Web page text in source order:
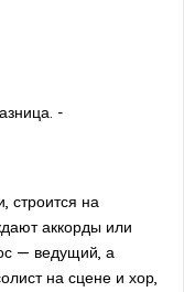
строится на
аккорды или
— ведущий, а
на сцене и хор,